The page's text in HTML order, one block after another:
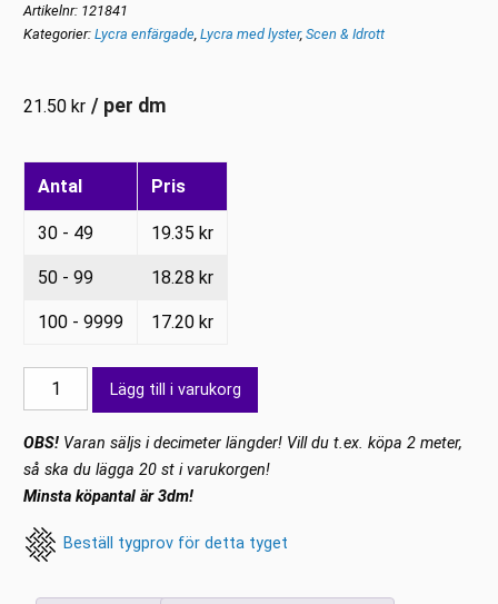
Artikelnr: 121841
Kategorier:Lycra enfärgade ,Lycra med lyster,Scen & Idrott
21.50kr / per dm
Antal Pris
30 - 49 19.35kr
50 - 99 18.28kr
100 - 9999 17.20kr
Lycra
Mörk
Vinröd
mängd
Lägg till i varukorg
OBS! Varan säljs i decimeter längder! Vill du t.ex. köpa 2 meter,
så ska du lägga 20 st i varukorgen!
Minsta köpantal är 3dm!
Beställ tygprov för detta tyget